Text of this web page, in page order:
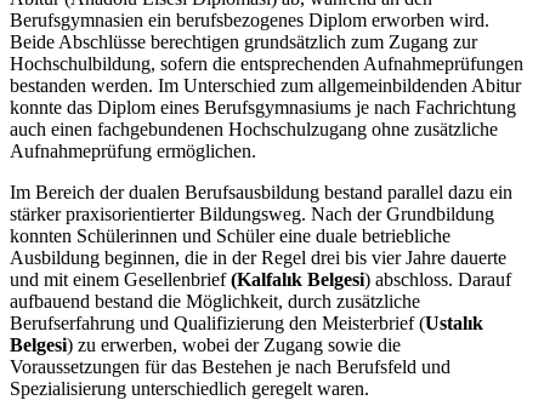
Berufsgymnasien ein berufsbezogenes Diplom erworben wird.
Beide Abschlüsse berechtigen grundsätzlich zum Zugang zur
Hochschulbildung, sofern die entsprechenden Aufnahmeprüfungen
bestanden werden. Im Unterschied zum allgemeinbildenden Abitur
konnte das Diplom eines Berufsgymnasiums je nach Fachrichtung
auch einen fachgebundenen Hochschulzugang ohne zusätzliche
Aufnahmeprüfung ermöglichen.
Im Bereich der dualen Berufsausbildung bestand parallel dazu ein
stärker praxisorientierter Bildungsweg. Nach der Grundbildung
konnten Schülerinnen und Schüler eine duale betriebliche
Ausbildung beginnen, die in der Regel drei bis vier Jahre dauerte
und mit einem Gesellenbrief(Kalfalık Belgesi) abschloss. Darauf
aufbauend bestand die Möglichkeit, durch zusätzliche
Berufserfahrung und Qualifizierung den Meisterbrief (Ustalık
Belgesi) zu erwerben, wobei der Zugang sowie die
Voraussetzungen für das Bestehen je nach Berufsfeld und
Spezialisierung unterschiedlich geregelt waren.